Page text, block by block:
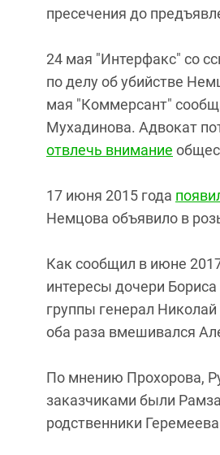
пресечения до
24 мая "Интерфакс" со
по делу об убийстве
мая "Коммерсант"
Мухадинова. Адвокат
отвлечь внимание
17 июня 2015 года
Немцова объявило в
Как сообщил в июне
интересы дочери
группы генерал
оба раза вмешивался
По мнению Прохорова,
заказчиками были
родственники